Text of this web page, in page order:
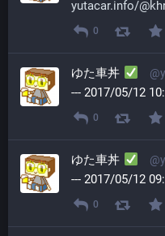
yutacar.info/
0
ゆた車丼
--- 2017/05/12
0
ゆた車丼
--- 2017/05/12
0